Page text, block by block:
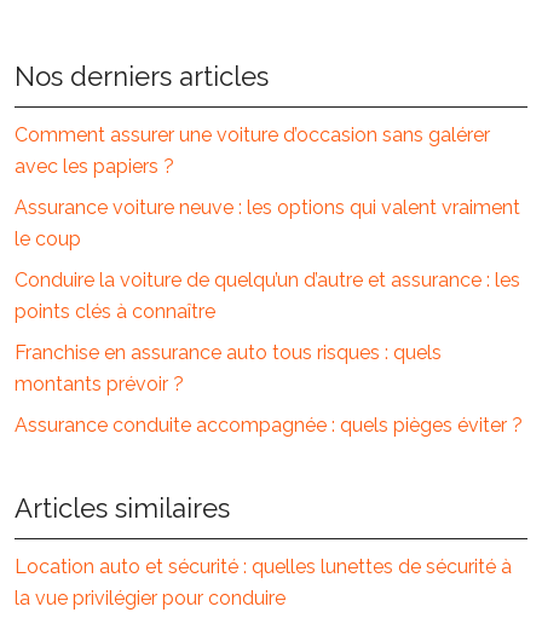
Nos derniers articles
Comment assurer une voiture d’occasion sans galérer
avec les papiers ?
Assurance voiture neuve : les options qui valent vraiment
le coup
Conduire la voiture de quelqu’un d’autre et assurance : les
points clés à connaître
Franchise en assurance auto tous risques : quels
montants prévoir ?
Assurance conduite accompagnée : quels pièges éviter ?
Articles similaires
Location auto et sécurité : quelles lunettes de sécurité à
la vue privilégier pour conduire